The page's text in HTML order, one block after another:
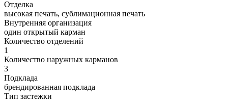
Отделка
высокая печать, сублимационная печать
Внутренняя организация
один открытый карман
Количество отделений
1
Количество наружных карманов
3
Подклада
брендированная подклада
Тип застежки